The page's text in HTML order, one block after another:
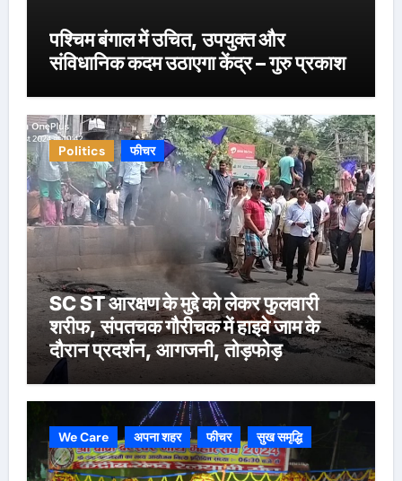
पश्चिम बंगाल में उचित, उपयुक्त और
संविधानिक कदम उठाएगा केंद्र – गुरु प्रकाश
Politics फीचर
SC ST आरक्षण के मुद्दे को लेकर फुलवारी
शरीफ, संपतचक गौरीचक में हाइवे जाम के
दौरान प्रदर्शन, आगजनी, तोड़फोड़
We Care अपना शहर फीचर सुख समृद्धि